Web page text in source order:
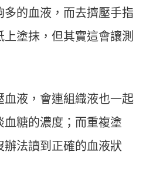
多的血液，而去擠壓手指
塗抹，但其實這會讓測
血液，會連組織液也一起
血糖的濃度；而重複塗
辦法讀到正確的血液狀